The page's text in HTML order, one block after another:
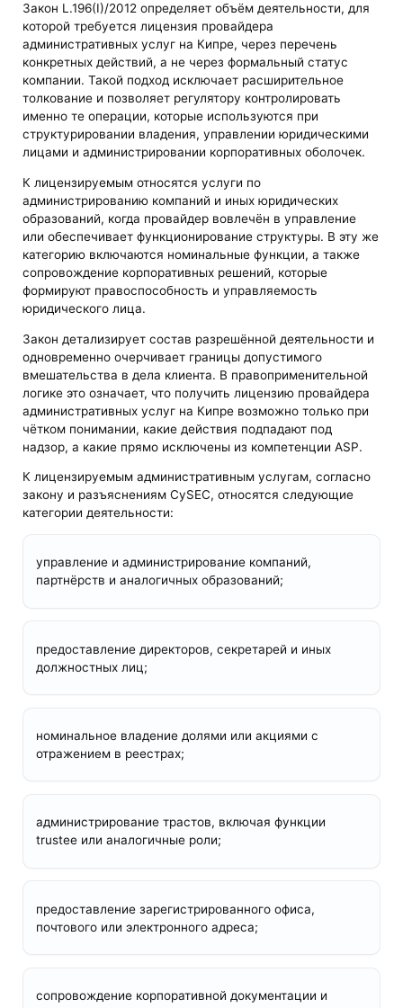
Закон L.196(I)/2012 определяет объём деятельности, для
которой требуется лицензия провайдера
административных услуг на Кипре, через перечень
конкретных действий, а не через формальный статус
компании. Такой подход исключает расширительное
толкование и позволяет регулятору контролировать
именно те операции, которые используются при
структурировании владения, управлении юридическими
лицами и администрировании корпоративных оболочек.
К лицензируемым относятся услуги по
администрированию компаний и иных юридических
образований, когда провайдер вовлечён в управление
или обеспечивает функционирование структуры. В эту же
категорию включаются номинальные функции, а также
сопровождение корпоративных решений, которые
формируют правоспособность и управляемость
юридического лица.
Закон детализирует состав разрешённой деятельности и
одновременно очерчивает границы допустимого
вмешательства в дела клиента. В правоприменительной
логике это означает, что получить лицензию провайдера
административных услуг на Кипре возможно только при
чётком понимании, какие действия подпадают под
надзор, а какие прямо исключены из компетенции ASP.
К лицензируемым административным услугам, согласно
закону и разъяснениям CySEC, относятся следующие
категории деятельности:
управление и администрирование компаний,
партнёрств и аналогичных образований;
предоставление директоров, секретарей и иных
должностных лиц;
номинальное владение долями или акциями с
отражением в реестрах;
администрирование трастов, включая функции
trustee или аналогичные роли;
предоставление зарегистрированного офиса,
почтового или электронного адреса;
сопровождение корпоративной документации и